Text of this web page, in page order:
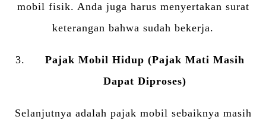
mobil fisik. Anda juga harus menyertakan surat
keterangan bahwa sudah bekerja.
Pajak Mobil Hidup (Pajak Mati Masih
Dapat Diproses)
Selanjutnya adalah pajak mobil sebaiknya masih